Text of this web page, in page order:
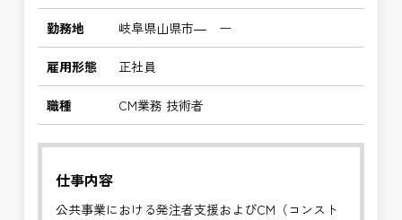
勤務地 岐阜県山県市― ー
雇用形態 正社員
職種 CM業務 技術者
仕事内容
公共事業における発注者支援およびCM（コンスト